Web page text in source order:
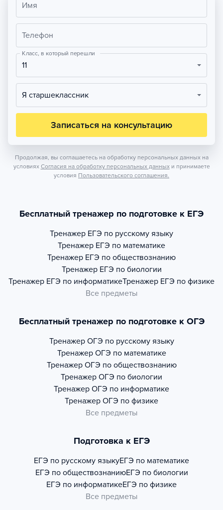
Имя
Телефон
Класс, в который перешли
11
Я старшеклассник
Записаться на консультацию
Продолжая, вы соглашаетесь на обработку персональных данных на
условиях Согласия на обработку персональных данных и принимаете
условия Пользовательского соглашения.
Бесплатный тренажер по подготовке к ЕГЭ
Тренажер ЕГЭ по русскому языку
Тренажер ЕГЭ по математике
Тренажер ЕГЭ по обществознанию
Тренажер ЕГЭ по биологии
Тренажер ЕГЭ по информатикеТренажер ЕГЭ по физике
Все предметы
Бесплатный тренажер по подготовке к ОГЭ
Тренажер ОГЭ по русскому языку
Тренажер ОГЭ по математике
Тренажер ОГЭ по обществознанию
Тренажер ОГЭ по биологии
Тренажер ОГЭ по информатике
Тренажер ОГЭ по физике
Все предметы
Подготовка к ЕГЭ
ЕГЭ по русскому языкуЕГЭ по математике
ЕГЭ по обществознаниюЕГЭ по биологии
ЕГЭ по информатикеЕГЭ по физике
Все предметы